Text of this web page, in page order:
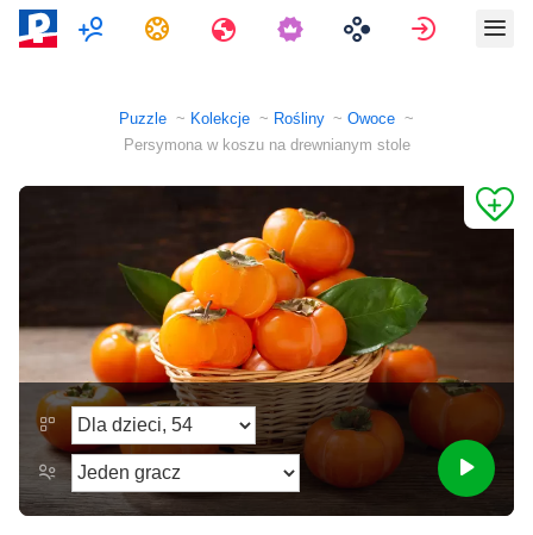
MultiplayerZadania Podróże Zaloguj
Puzzle Kolekcje Rośliny
Owoce
Persymona w koszu na drewnianym stole